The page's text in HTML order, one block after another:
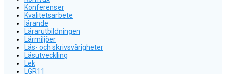
Konferenser
Kvalitetsarbete
lärande
Lärarutbildningen
Lärmiljöer
Läs- och skrivsvårigheter
Läsutveckling
Lek
LGR11